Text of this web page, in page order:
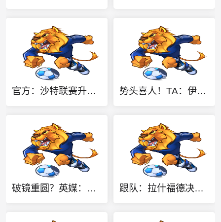
官方：沙特联赛升班马迪里耶签下36岁盖耶 势头喜人！TA：伊萨克维尔茨若延续本场状态，球迷完全能满怀期待
破镜重圆？英媒：卡里克或许能激活拉什福德 唯有时间能检验对错 跟队：拉什福德决心重新在曼联证明自己，若留队他将身穿14号球衣